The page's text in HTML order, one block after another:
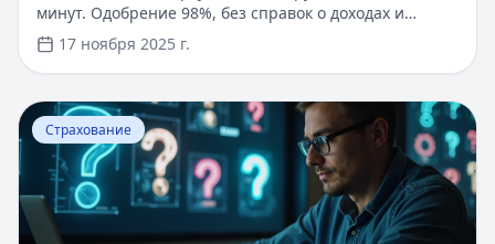
минут. Одобрение 98%, без справок о доходах и
поручителей. Для новых клиентов - специальное
предложение под 0% на срок до 30 дней. Простое
погашение через WebMoney и другие платежные
системы. Узнайте больше о возможностях управления
финансами с помощью WebMoney Keeper в нашем
подробном обзоре.
17 ноября 2025 г.
Перейти к статье:Как работает долговой сервис
Страхование